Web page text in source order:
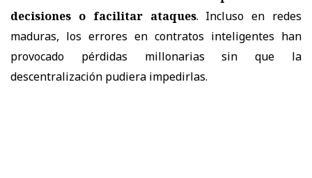
decisiones o facilitar ataques. Incluso en redes
maduras, los errores en contratos inteligentes han
provocado pérdidas millonarias sin que la
descentralización pudiera impedirlas.